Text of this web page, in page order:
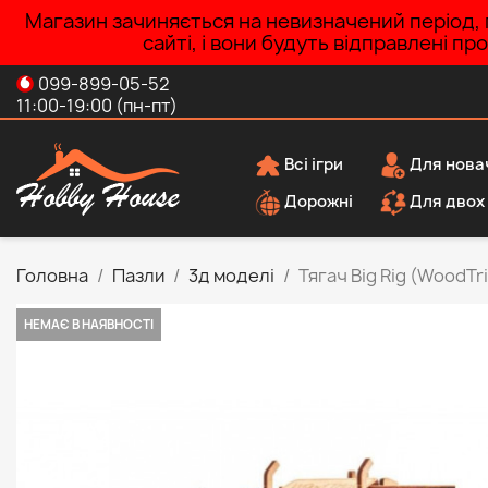
Магазин зачиняється на невизначений
сайті, і вони будуть відправлені
099-899-05-52
11:00-19:00 (пн-пт)
Всі ігри
Для
Дорожні
Для двох
Головна Пазли 3д моделі Тягач Big Rig
НЕМАЄ В НАЯВНОСТІ